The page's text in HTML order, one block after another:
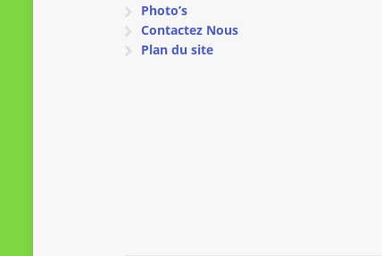
Photo’s
Contactez Nous
Plan du site